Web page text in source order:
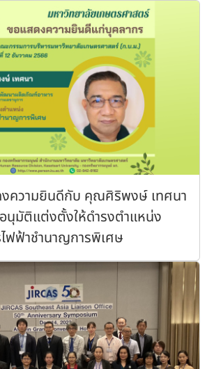
ความยินดีกับ คุณศิริพงษ์ เทศนา
นุมัติแต่งตั้งให้ดำรงตำแหน่ง
ฟฟ้าชำนาญการพิเศษ